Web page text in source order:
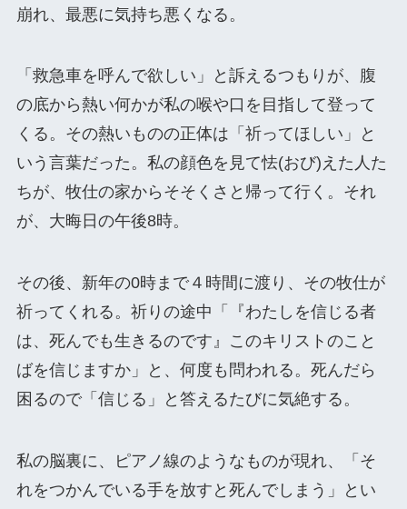
崩れ、最悪に気持ち悪くなる。
「救急車を呼んで欲しい」と訴えるつもりが、腹
の底から熱い何かが私の喉や口を目指して登って
くる。その熱いものの正体は「祈ってほしい」と
いう言葉だった。私の顔色を見て怯(おび)えた人た
ちが、牧仕の家からそそくさと帰って行く。それ
が、大晦日の午後8時。
その後、新年の0時まで４時間に渡り、その牧仕が
祈ってくれる。祈りの途中「『わたしを信じる者
は、死んでも生きるのです』このキリストのこと
ばを信じますか」と、何度も問われる。死んだら
困るので「信じる」と答えるたびに気絶する。
私の脳裏に、ピアノ線のようなものが現れ、「そ
れをつかんでいる手を放すと死んでしまう」とい